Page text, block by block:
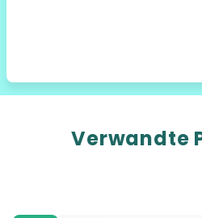
Verwandte